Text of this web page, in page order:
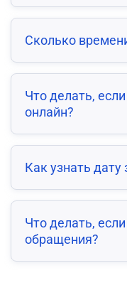
Сколько
Что делать,
онлайн?
Как узнать дату
Что делать,
обращения?